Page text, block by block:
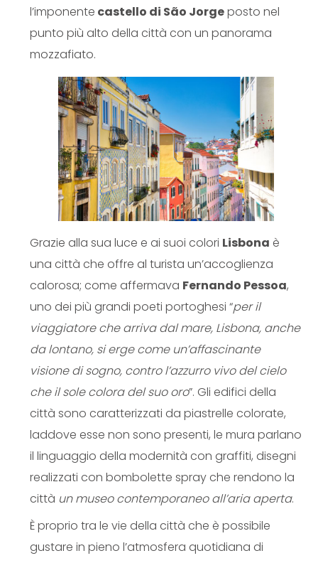
l’imponente castello di São Jorgeposto nel
punto più alto della città con un panorama
mozzafiato.
Grazie alla sua luce e ai suoi colori Lisbona è
una città che offre al turista un’accoglienza
calorosa; come affermava Fernando Pessoa,
uno dei più grandi poeti portoghesi “per il
viaggiatore che arriva dal mare, Lisbona, anche
da lontano, si erge come un’affascinante
visione di sogno, contro l’azzurro vivo del cielo
che il sole colora del suo oro”. Gli edifici della
città sono caratterizzati da piastrelle colorate,
laddove esse non sono presenti, le mura parlano
il linguaggio della modernità con graffiti, disegni
realizzati con bombolette spray che rendono la
città un museo contemporaneo all’aria aperta.
È proprio tra le vie della città che è possibile
gustare in pieno l’atmosfera quotidiana di